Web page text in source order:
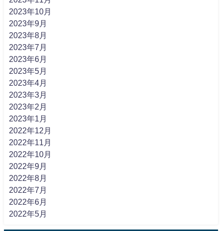
2023年10月
2023年9月
2023年8月
2023年7月
2023年6月
2023年5月
2023年4月
2023年3月
2023年2月
2023年1月
2022年12月
2022年11月
2022年10月
2022年9月
2022年8月
2022年7月
2022年6月
2022年5月